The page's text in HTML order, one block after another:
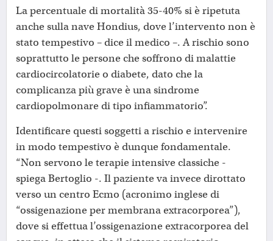
La percentuale di mortalità 35-40% si è ripetuta
anche sulla nave Hondius, dove l’intervento non è
stato tempestivo – dice il medico –. A rischio sono
soprattutto le persone che soffrono di malattie
cardiocircolatorie o diabete, dato che la
complicanza più grave è una sindrome
cardiopolmonare di tipo infiammatorio”.
Identificare questi soggetti a rischio e intervenire
in modo tempestivo è dunque fondamentale.
“Non servono le terapie intensive classiche -
spiega Bertoglio -. Il paziente va invece dirottato
verso un centro Ecmo (acronimo inglese di
“ossigenazione per membrana extracorporea”),
dove si effettua l’ossigenazione extracorporea del